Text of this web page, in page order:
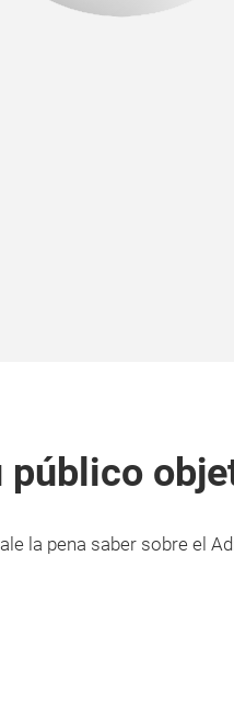
público
la pena saber sobre el